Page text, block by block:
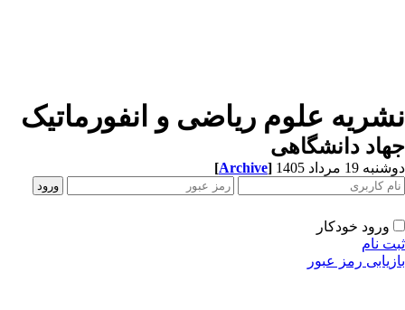
علوم ریاضی و انفورماتیک
دانشگاهی
19 مرداد 1405 [Archive]
ورود خودکار
نام
رمز عبور